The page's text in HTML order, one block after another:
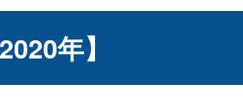
年】